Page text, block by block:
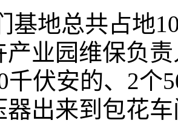
基地总共占地
产业园维保负
千伏安的、2个
器出来到包花